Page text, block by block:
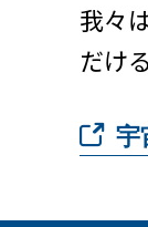
我々
だけ
宇